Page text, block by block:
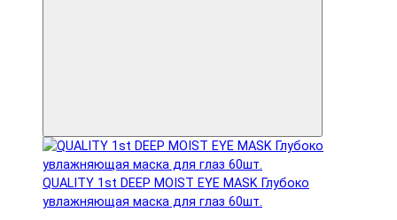
QUALITY 1st DEEP MOIST EYE MASK Глубоко
увлажняющая маска для глаз 60шт.